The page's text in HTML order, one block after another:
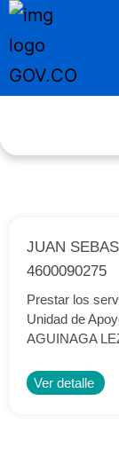
JUAN
4600090275
Prestar los
Unidad de
AGUINAGA
Ver detalle